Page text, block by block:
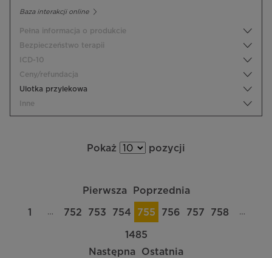
Baza interakcji online
Pełna informacja o produkcie
Bezpieczeństwo terapii
ICD-10
Ceny/refundacja
Ulotka przylekowa
Inne
Pokaż pozycji
Pierwsza Poprzednia
1 … 752 753 754 755 756 757 758 …
1485
Następna
Ostatnia